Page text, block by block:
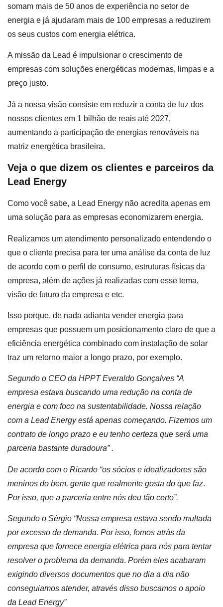
somam mais de 50 anos de experiência no setor de
energia e já ajudaram mais de 100 empresas a reduzirem
os seus custos com energia elétrica.
A missão da Lead é impulsionar o crescimento de
empresas com soluções energéticas modernas, limpas e a
preço justo.
Já a nossa visão consiste em reduzir a conta de luz dos
nossos clientes em 1 bilhão de reais até 2027,
aumentando a participação de energias renováveis na
matriz energética brasileira.
Veja o que dizem os clientes e parceiros da
Lead Energy
Como você sabe, a Lead Energy não acredita apenas em
uma solução para as empresas economizarem energia.
Realizamos um atendimento personalizado entendendo o
que o cliente precisa para ter uma análise da conta de luz
de acordo com o perfil de consumo, estruturas físicas da
empresa, além de ações já realizadas com esse tema,
visão de futuro da empresa e etc.
Isso porque, de nada adianta vender energia para
empresas que possuem um posicionamento claro de que a
eficiência energética combinado com instalação de solar
traz um retorno maior a longo prazo, por exemplo.
Segundo o CEO da HPPT Everaldo Gonçalves “A
empresa estava buscando uma redução na conta de
energia e com foco na sustentabilidade. Nossa relação
com a Lead Energy está apenas começando. Fizemos um
contrato de longo prazo e eu tenho certeza que será uma
parceria bastante duradoura” .
De acordo com o Ricardo “os sócios e idealizadores são
meninos do bem, gente que realmente gosta do que faz.
Por isso, que a parceria entre nós deu tão certo”.
Segundo o Sérgio “Nossa empresa estava sendo multada
por excesso de demanda. Por isso, fomos atrás da
empresa que fornece energia elétrica para nós para tentar
resolver o problema da demanda. Porém eles acabaram
exigindo diversos documentos que no dia a dia não
conseguiamos atender, através disso buscamos o apoio
da Lead Energy”